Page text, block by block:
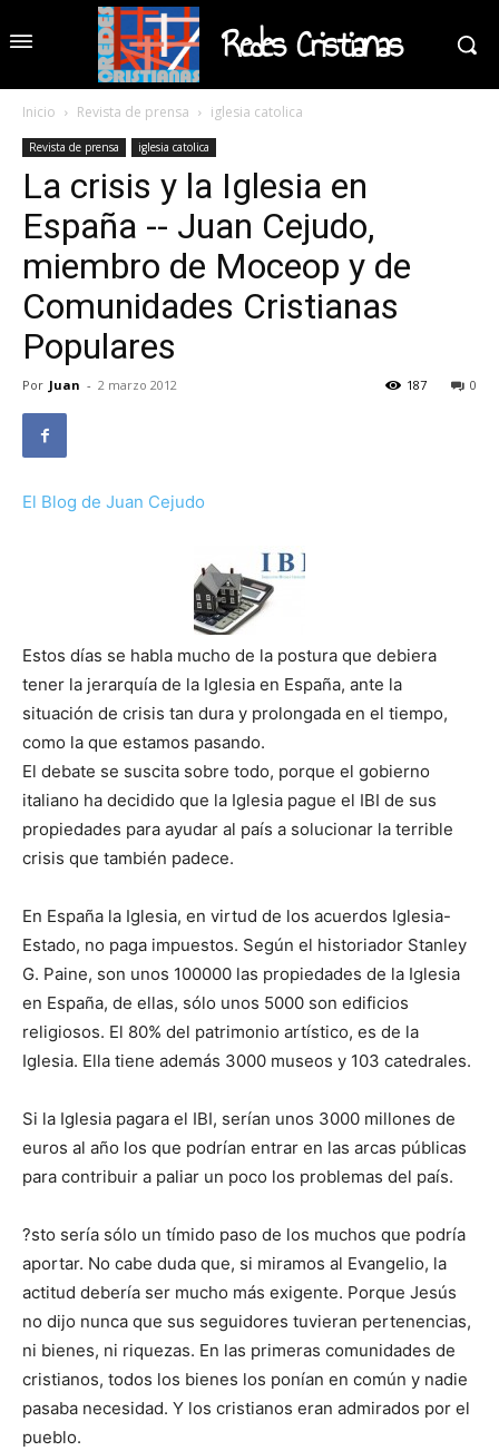
Redes Cristianas
Inicio Revista de prensa iglesia catolica
Revista de prensa iglesia catolica
La crisis y la Iglesia en
España -- Juan Cejudo,
miembro de Moceop y de
Comunidades Cristianas
Populares
Por Juan - 2 marzo 2012 0
187
El Blog de Juan Cejudo
Estos días se habla mucho de la postura que debiera
tener la jerarquía de la Iglesia en España, ante la
situación de crisis tan dura y prolongada en el tiempo,
como la que estamos pasando.
El debate se suscita sobre todo, porque el gobierno
italiano ha decidido que la Iglesia pague el IBI de sus
propiedades para ayudar al país a solucionar la terrible
crisis que también padece.
En España la Iglesia, en virtud de los acuerdos Iglesia-
Estado, no paga impuestos. Según el historiador Stanley
G. Paine, son unos 100000 las propiedades de la Iglesia
en España, de ellas, sólo unos 5000 son edificios
religiosos. El 80% del patrimonio artístico, es de la
Iglesia. Ella tiene además 3000 museos y 103 catedrales.
Si la Iglesia pagara el IBI, serían unos 3000 millones de
euros al año los que podrían entrar en las arcas públicas
para contribuir a paliar un poco los problemas del país.
?sto sería sólo un tímido paso de los muchos que podría
aportar. No cabe duda que, si miramos al Evangelio, la
actitud debería ser mucho más exigente. Porque Jesús
no dijo nunca que sus seguidores tuvieran pertenencias,
ni bienes, ni riquezas. En las primeras comunidades de
cristianos, todos los bienes los ponían en común y nadie
pasaba necesidad. Y los cristianos eran admirados por el
pueblo.